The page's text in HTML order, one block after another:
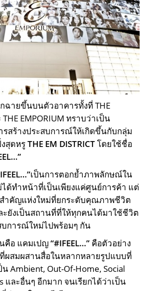
ฉายขึ้นบนตัวอาคารทั้งที่ THE
THE EMPORIUM ทราบว่าเป็น
สร้างประสบการณ์ให้เกิดขึ้นกับกลุ่ม
สุดหรูTHE EM DISTRICTโดยใช้ชื่อ
เป็นการตอกย้ำภาพลักษณ์ใน
ด้ทำหน้าที่เป็นเพียงแค่ศูนย์การค้า แต่
สำคัญแห่งใหม่ที่ยกระดับคุณภาพชีวิต
ะยังเป็นสถานที่ที่ให้ทุกคนได้มาใช้ชีวิต
การณ์ใหม่ไปพร้อมๆ กัน
คือ แคมเปญ“#IFEEL…” คือตัวอย่าง
ผสมผสานสื่อในหลากหลายรูปแบบที่
Ambient, Out-Of-Home, Social
และอื่นๆ อีกมาก จนเรียกได้ว่าเป็น